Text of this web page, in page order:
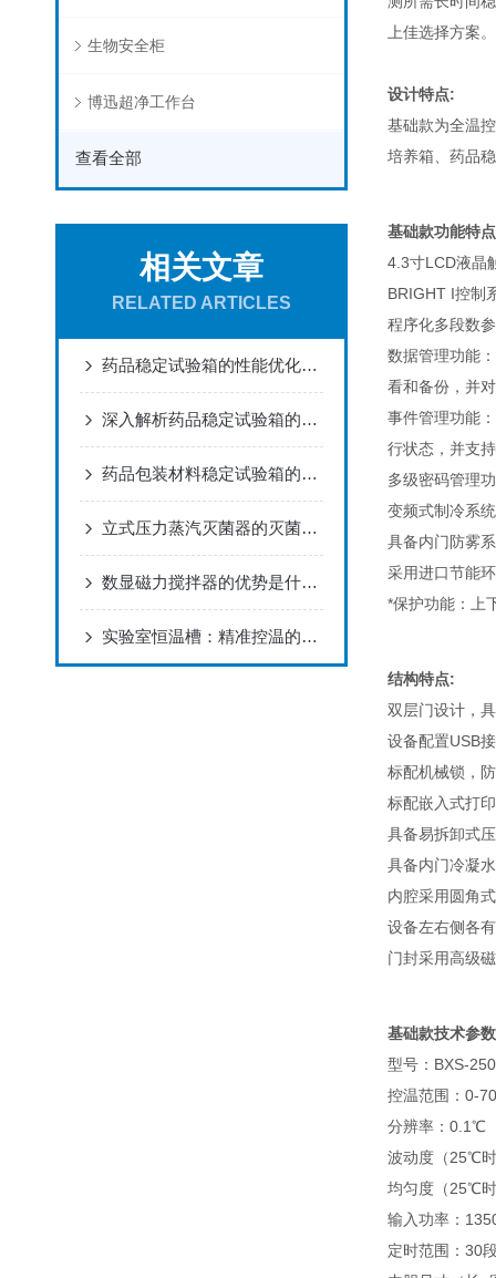
生物安全柜
博迅超净工作台
查看全部
相关文章
RELATED ARTICLES
药品稳定试验箱的性能优化策略与实践
深入解析药品稳定试验箱的技术原理与操作要点
药品包装材料稳定试验箱的实验条件有哪些？
立式压力蒸汽灭菌器的灭菌效果与什么有关？
数显磁力搅拌器的优势是什么？
实验室恒温槽：精准控温的装备
上佳选择方案。
设计特点:
基础款为全温
培养箱、药品
基础款功能特
4.3寸LCD液晶
BRIGHT I控制
程序化多段数
数据管理功能
看和备份，并
事件管理功能
行状态，并支
多级密码管理
变频式制冷系
具备内门防雾
采用进口节能
*保护功能：上
结构特点:
双层门设计，
设备配置USB
标配机械锁，
标配嵌入式打
具备易拆卸式
具备内门冷凝
内腔采用圆角
设备左右侧各
门封采用高级
基础款技术参
型号：BXS-250
控温范围：0-
分辨率：0.1℃
波动度（25℃
均匀度（25℃
输入功率：
定时范围：30